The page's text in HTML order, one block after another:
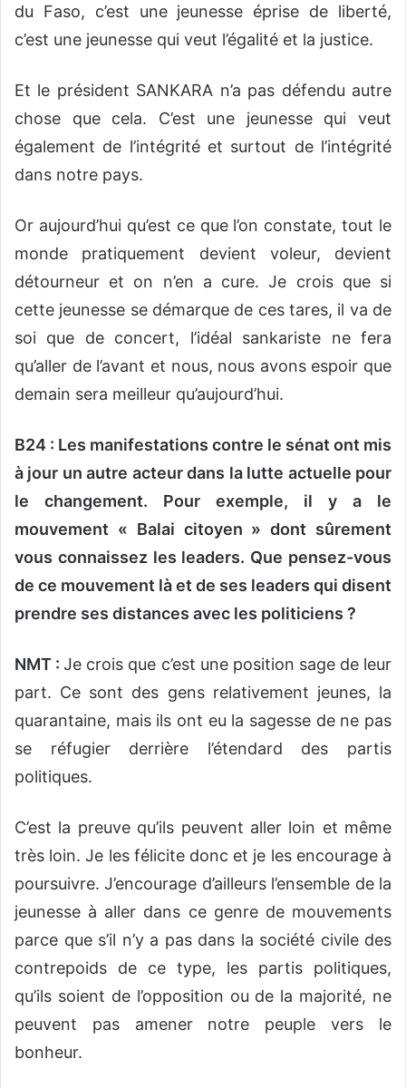
du Faso, c’est une jeunesse éprise de liberté,
c’est une jeunesse qui veut l’égalité et la justice.
Et le président SANKARA n’a pas défendu autre
chose que cela. C’est une jeunesse qui veut
également de l’intégrité et surtout de l’intégrité
dans notre pays.
Or aujourd’hui qu’est ce que l’on constate, tout le
monde pratiquement devient voleur, devient
détourneur et on n’en a cure. Je crois que si
cette jeunesse se démarque de ces tares, il va de
soi que de concert, l’idéal sankariste ne fera
qu’aller de l’avant et nous, nous avons espoir que
demain sera meilleur qu’aujourd’hui.
B24 : Les manifestations contre le sénat ont mis
à jour un autre acteur dans la lutte actuelle pour
le changement. Pour exemple, il y a le
mouvement « Balai citoyen » dont sûrement
vous connaissez les leaders. Que pensez-vous
de ce mouvement là et de ses leaders qui disent
prendre ses distances avec les politiciens ?
NMT :Je crois que c’est une position sage de leur
part. Ce sont des gens relativement jeunes, la
quarantaine, mais ils ont eu la sagesse de ne pas
se réfugier derrière l’étendard des partis
politiques.
C’est la preuve qu’ils peuvent aller loin et même
très loin. Je les félicite donc et je les encourage à
poursuivre. J’encourage d’ailleurs l’ensemble de la
jeunesse à aller dans ce genre de mouvements
parce que s’il n’y a pas dans la société civile des
contrepoids de ce type, les partis politiques,
qu’ils soient de l’opposition ou de la majorité, ne
peuvent pas amener notre peuple vers le
bonheur.